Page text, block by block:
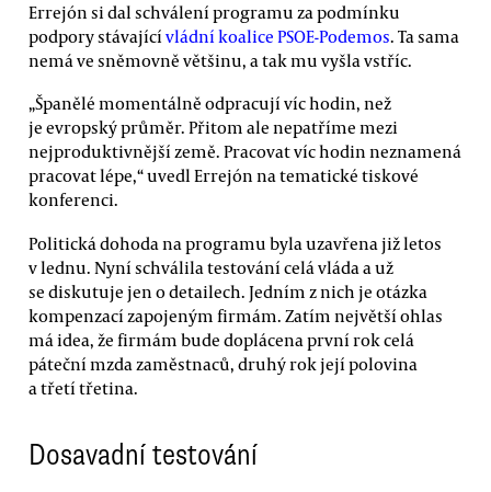
Errejón si dal schválení programu za podmínku
podpory stávajícívládní koalice PSOE-Podemos. Ta sama
nemá ve sněmovně většinu, a tak mu vyšla vstříc.
„Španělé momentálně odpracují víc hodin, než
je evropský průměr. Přitom ale nepatříme mezi
nejproduktivnější země. Pracovat víc hodin neznamená
pracovat lépe,“ uvedl Errejón na tematické tiskové
konferenci.
Politická dohoda na programu byla uzavřena již letos
v lednu. Nyní schválila testování celá vláda a už
se diskutuje jen o detailech. Jedním z nich je otázka
kompenzací zapojeným firmám. Zatím největší ohlas
má idea, že firmám bude doplácena první rok celá
páteční mzda zaměstnaců, druhý rok její polovina
a třetí třetina.
Dosavadní testování